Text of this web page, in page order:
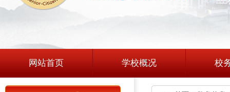
网站首页 学校概况 校